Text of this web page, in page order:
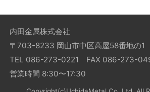
内田金属株式会社
〒703-8233 岡山市中区高屋58番地の1
TEL 086-273-0221 FAX 086-273-
営業時間 8:30〜17:30